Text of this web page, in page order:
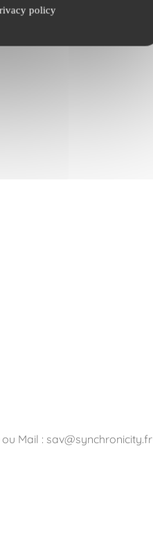
policy
Mail : sav@synchronicity.fr